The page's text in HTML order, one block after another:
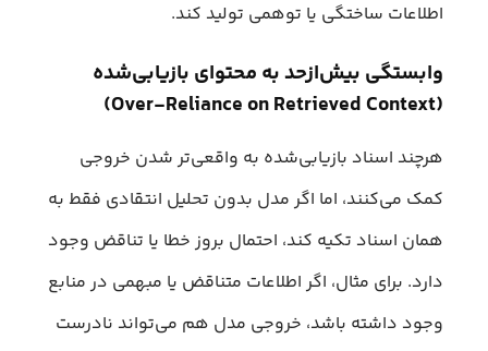
اطلاعات ساختگی یا توهمی تولید کند.
وابستگی بیش‌ازحد به محتوای بازیابی‌شده
(Over-Reliance on Retrieved Context)
هرچند اسناد بازیابی‌شده به واقعی‌تر شدن خروجی
کمک می‌کنند، اما اگر مدل بدون تحلیل انتقادی فقط به
همان اسناد تکیه کند، احتمال بروز خطا یا تناقض وجود
دارد. برای مثال، اگر اطلاعات متناقض یا مبهمی در منابع
وجود داشته باشد، خروجی مدل هم می‌تواند نادرست